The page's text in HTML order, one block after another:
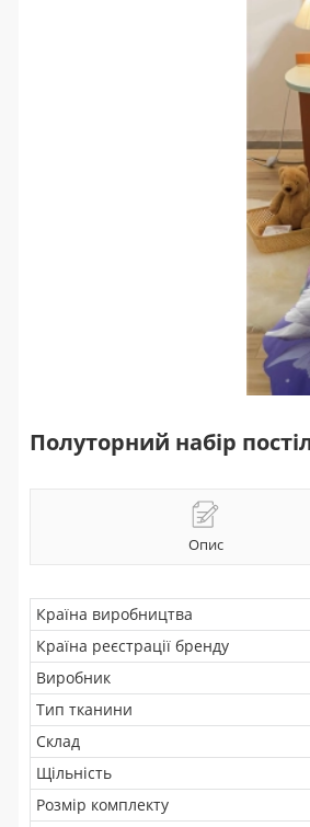
Полуторний набір
Опис
Країна виробництва
Країна реєстрації бренду
Виробник
Тип тканини
Склад
Щільність
Розмір комплекту